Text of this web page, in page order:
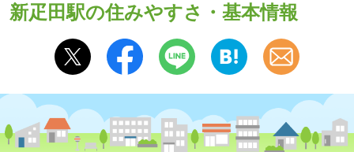
新疋田駅の住みやすさ・基本情報